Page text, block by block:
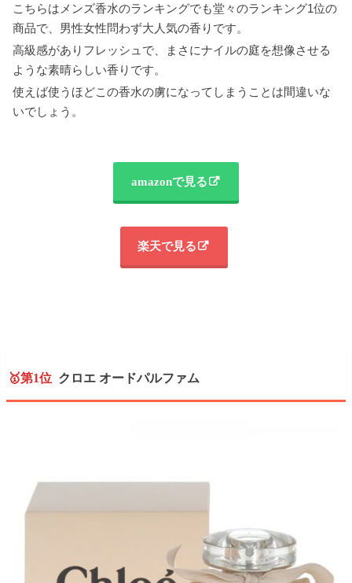
こちらはメンズ香水のランキングでも堂々のランキング1位の
商品で、男性女性問わず大人気の香りです。
高級感がありフレッシュで、まさにナイルの庭を想像させる
ような素晴らしい香りです。
使えば使うほどこの香水の虜になってしまうことは間違いな
いでしょう。
amazonで見る
楽天で見る
🥇第1位 クロエ オードパルファム